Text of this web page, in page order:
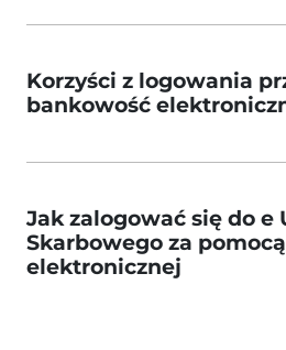
Korzyści z logowania
bankowość
Jak zalogować się do e
Skarbowego za
elektronicznej